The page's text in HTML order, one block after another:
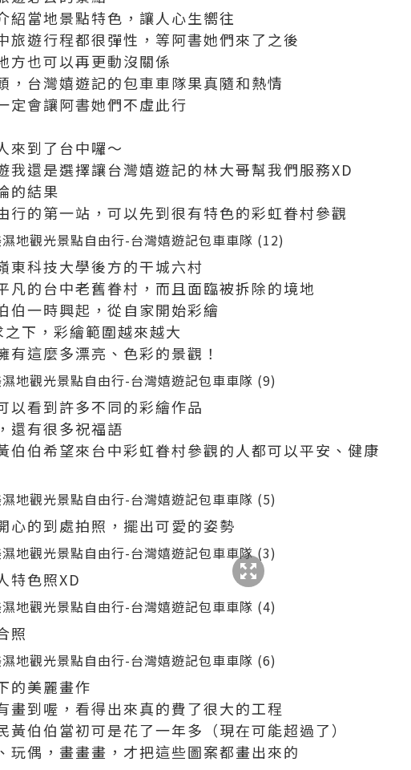
紹當地景點特色，讓人心生嚮往
旅遊行程都很彈性，等阿書她們來了之後
方也可以再更動沒關係
台灣嬉遊記的包車車隊果真隨和熱情
定會讓阿書她們不虛此行
來到了台中囉～
我還是選擇讓台灣嬉遊記的林大哥幫我們服務XD
的結果
行的第一站，可以先到很有特色的彩虹眷村參觀
東科技大學後方的干城六村
凡的台中老舊眷村，而且面臨被拆除的境地
伯一時興起，從自家開始彩繪
下，彩繪範圍越來越大
有這麼多漂亮、色彩的景觀！
以看到許多不同的彩繪作品
還有很多祝福語
伯伯希望來台中彩虹眷村參觀的人都可以平安、健康
心的到處拍照，擺出可愛的姿勢
特色照XD
照
的美麗畫作
畫到喔，看得出來真的費了很大的工程
黃伯伯當初可是花了一年多（現在可能超過了）
玩偶，畫畫畫，才把這些圖案都畫出來的